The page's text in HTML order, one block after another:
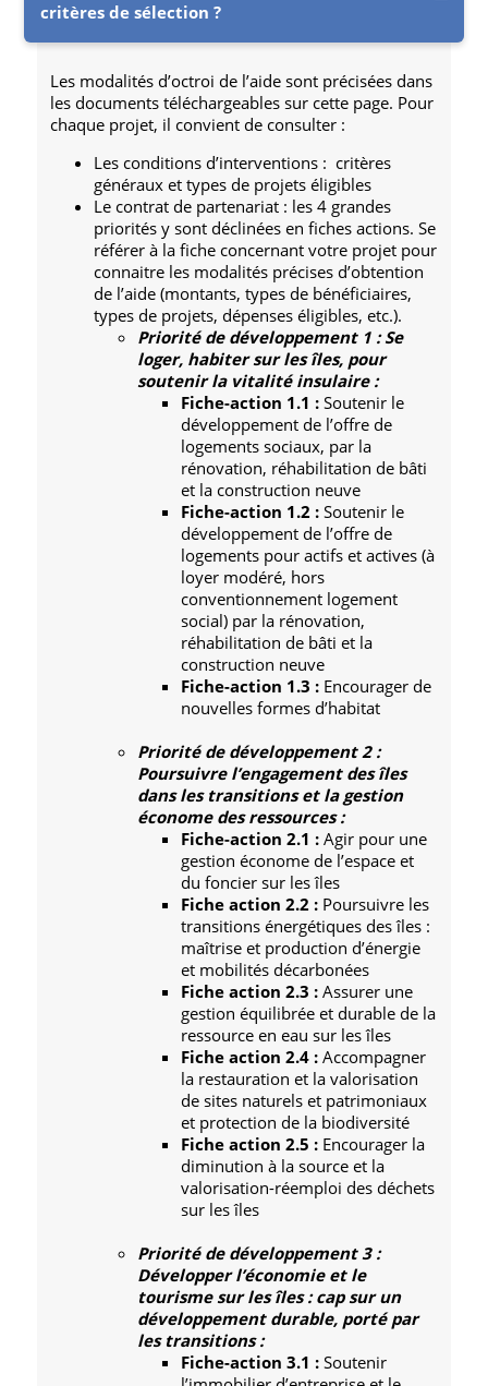
critères de sélection ?
Les modalités d’octroi de l’aide sont précisées dans
les documents téléchargeables sur cette page. Pour
chaque projet, il convient de consulter :
Les conditions d’interventions : critères
généraux et types de projets éligibles
Le contrat de partenariat : les 4 grandes
priorités y sont déclinées en fiches actions. Se
référer à la fiche concernant votre projet pour
connaitre les modalités précises d’obtention
de l’aide (montants, types de bénéficiaires,
types de projets, dépenses éligibles, etc.).
Priorité de développement 1 : Se
loger, habiter sur les îles, pour
soutenir la vitalité insulaire :
Fiche-action 1.1 : Soutenir le
développement de l’offre de
logements sociaux, par la
rénovation, réhabilitation de bâti
et la construction neuve
Fiche-action 1.2 : Soutenir le
développement de l’offre de
logements pour actifs et actives (à
loyer modéré, hors
conventionnement logement
social) par la rénovation,
réhabilitation de bâti et la
construction neuve
Fiche-action 1.3 : Encourager de
nouvelles formes d’habitat
Priorité de développement 2 :
Poursuivre l’engagement des îles
dans les transitions et la gestion
économe des ressources :
Fiche-action 2.1 : Agir pour une
gestion économe de l’espace et
du foncier sur les îles
Fiche action 2.2 : Poursuivre les
transitions énergétiques des îles :
maîtrise et production d’énergie
et mobilités décarbonées
Fiche action 2.3 :Assurer une
gestion équilibrée et durable de la
ressource en eau sur les îles
Fiche action 2.4 :Accompagner
la restauration et la valorisation
de sites naturels et patrimoniaux
et protection de la biodiversité
Fiche action 2.5 : Encourager la
diminution à la source et la
valorisation-réemploi des déchets
sur les îles
Priorité de développement 3 :
Développer l’économie et le
tourisme sur les îles : cap sur un
développement durable, porté par
les transitions :
Fiche-action 3.1 :Soutenir